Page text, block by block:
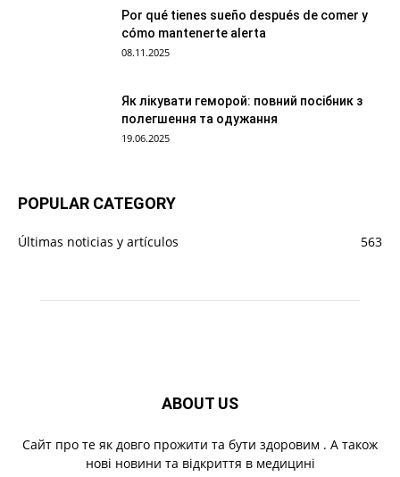
Por qué tienes sueño después de comer y
cómo mantenerte alerta
08.11.2025
Як лікувати геморой: повний посібник з
полегшення та одужання
19.06.2025
POPULAR CATEGORY
Últimas noticias y artículos 563
ABOUT US
Cайт про те як довго прожити та бути здоровим . А також
нові новини та відкриття в медицині